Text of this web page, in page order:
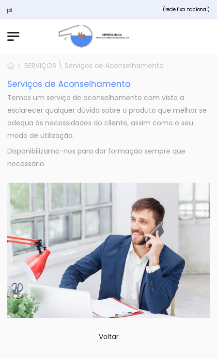
(rede fixa nacional)
SERVIÇOS \ Serviços de Aconselhamento
Serviços de Aconselhamento
Temos um serviço de aconselhamento com vista a
esclarecer qualquer dúvida sobre o produto que melhor se
adequa às necessidades do cliente, assim como o seu
modo de utilização.
Disponibilizamo-nos para dar formação sempre que
necessário.
Voltar